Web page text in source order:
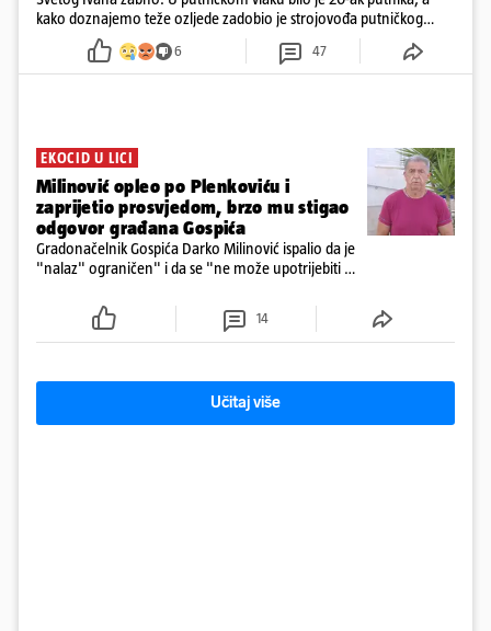
kako doznajemo teže ozljede zadobio je strojovođa putničkog
vlaka. Zatvoren je promet, a fotoreporteri Prigorskog objavili su
prve snimke s mjesta sudara
6 47
EKOCID U LICI
Milinović opleo po Plenkoviću i
zaprijetio prosvjedom, brzo mu stigao
odgovor građana Gospića
Gradonačelnik Gospića Darko Milinović ispalio da je
"nalaz" ograničen" i da se "ne može upotrijebiti za
ga je naručio Uskok i da je dio spisa
14
Učitaj više